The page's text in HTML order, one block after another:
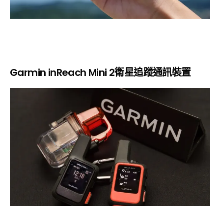
Garmin inReach Mini 2衛星追蹤通訊裝置